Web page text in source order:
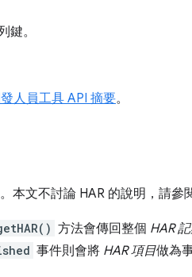
鍵。
人員工具 API 摘要。
本文不討論 HAR 的說明，請參
方法會傳回整個 HAR
事件則會將 HAR 項目做為